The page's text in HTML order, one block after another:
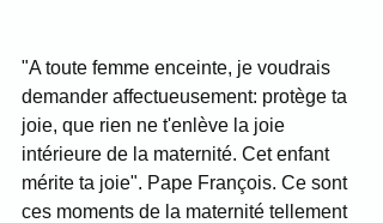
"A toute femme enceinte, je voudrais
demander affectueusement: protège ta
joie, que rien ne t'enlève la joie
intérieure de la maternité. Cet enfant
mérite ta joie". Pape François. Ce sont
ces moments de la maternité tellement